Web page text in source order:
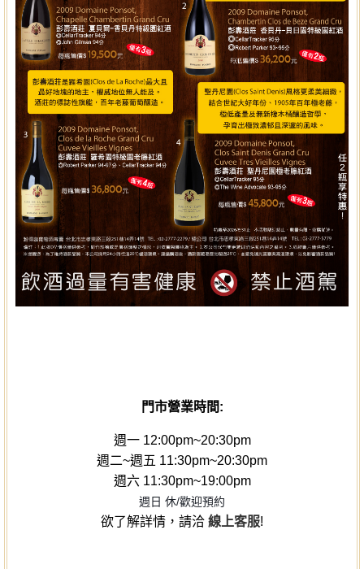
門市營業時間:
週一 12:00pm~20:30pm
週二~週五 11:30pm~20:30pm
週六 11:30pm~19:00pm
週日 休/歡迎預約
欲了解詳情，請洽 線上客服!